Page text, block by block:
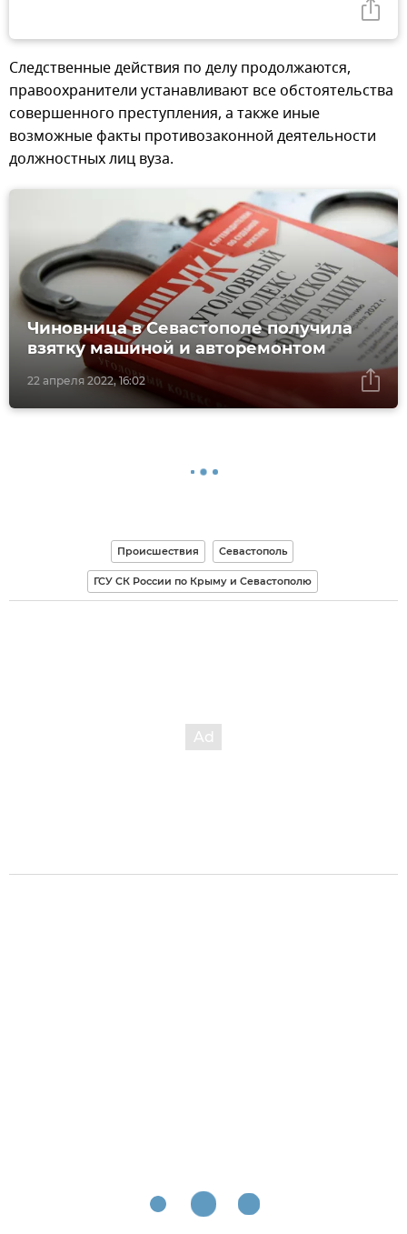
Следственные действия по делу продолжаются,
правоохранители устанавливают все обстоятельства
совершенного преступления, а также иные
возможные факты противозаконной деятельности
должностных лиц вуза.
22 апреля 2022, 16:02
Чиновница в Севастополе получила
взятку машиной и авторемонтом
Происшествия Севастополь
ГСУ СК России по Крыму и Севастополю